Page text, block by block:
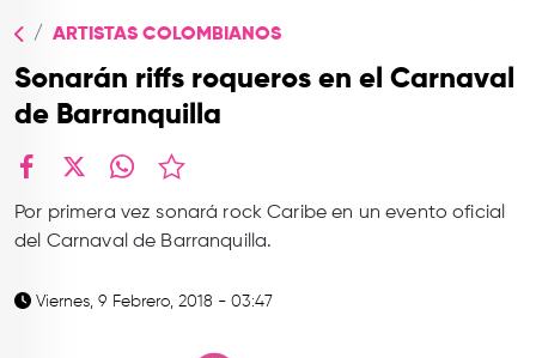
CONTACTO
ARTISTAS COLOMBIANOS
Sonarán riffs roqueros en el Carnaval
de Barranquilla
Por primera vez sonará rock Caribe en un evento oficial
del Carnaval de Barranquilla.
Viernes, 9 Febrero, 2018 - 03:47